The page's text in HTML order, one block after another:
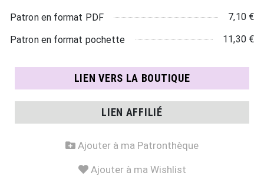
Patron en format PDF 7,10 €
Patron en format pochette 11,30 €
LIEN VERS LA BOUTIQUE
LIEN AFFILIÉ
Ajouter à ma Patronthèque
Ajouter à ma Wishlist